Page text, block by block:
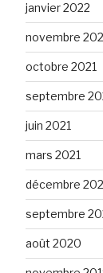
janvier 2022
novembre
octobre 2021
septembre
juin 2021
mars 2021
décembre
septembre
août 2020